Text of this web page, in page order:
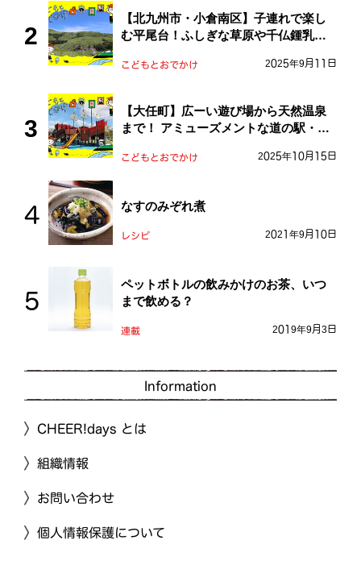
【北九州市・小倉南区】子連れで楽し
む平尾台！ふしぎな草原や千仏鍾乳洞
こどもとおでかけ 2025年9月11日
【大任町】広ーい遊び場から天然温泉
まで！ アミューズメントな道の駅・お
こどもとおでかけ 2025年10月15日
なすのみぞれ煮
レシピ 2021年9月10日
ペットボトルの飲みかけのお茶、いつ
まで飲める？
連載 2019年9月3日
Information
CHEER!days とは
組織情報
お問い合わせ
個人情報保護について